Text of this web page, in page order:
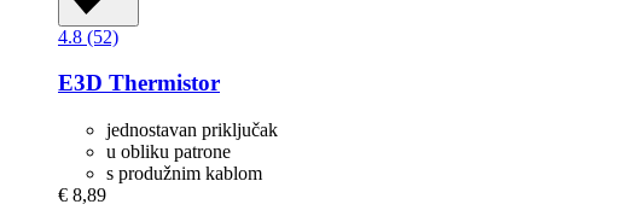
4.8 (52)
E3D Thermistor
jednostavan priključak
u obliku patrone
s produžnim kablom
€ 8,89